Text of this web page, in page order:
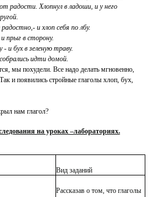
радости. Хлопнул в ладоши, и у него
и хлоп себя по лбу.
и прыг в сторону.
и бух в зеленую траву.
идти домой.
мы похудели. Все надо делать мгновенно,
и появились стройные глаголы хлоп, бух,
нам глагол?
на уроках –лабораториях.
Вид заданий
Рассказав о том, что глаголы